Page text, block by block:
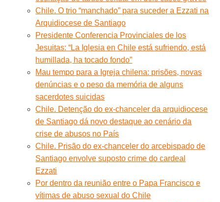
Chile. O trio “manchado” para suceder a Ezzati na
Arquidiocese de Santiago
Presidente Conferencia Provinciales de los
Jesuitas: “La Iglesia en Chile está sufriendo, está
humillada, ha tocado fondo”
Mau tempo para a Igreja chilena: prisões, novas
denúncias e o peso da memória de alguns
sacerdotes suicidas
Chile. Detenção do ex-chanceler da arquidiocese
de Santiago dá novo destaque ao cenário da
crise de abusos no País
Chile. Prisão do ex-chanceler do arcebispado de
Santiago envolve suposto crime do cardeal
Ezzati
Por dentro da reunião entre o Papa Francisco e
vítimas de abuso sexual do Chile